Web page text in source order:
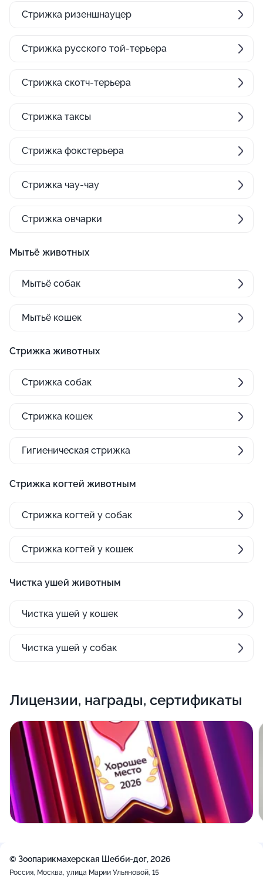
Стрижка ризеншнауцер
Стрижка русского той-терьера
Стрижка скотч-терьера
Стрижка таксы
Стрижка фокстерьера
Стрижка чау-чау
Стрижка овчарки
Мытьё животных
Мытьё собак
Мытьё кошек
Стрижка животных
Стрижка собак
Стрижка кошек
Гигиеническая стрижка
Стрижка когтей животным
Стрижка когтей у собак
Стрижка когтей у кошек
Чистка ушей животным
Чистка ушей у кошек
Чистка ушей у собак
Лицензии, награды, сертификаты
© Зоопарикмахерская Шебби-дог, 2026
Россия, Москва, улица Марии Ульяновой, 15